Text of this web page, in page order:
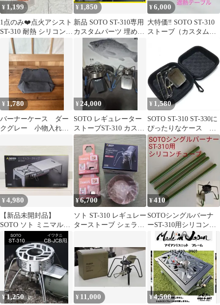
¥ 1,199
1点のみ❤️点火アシスト
ST-310 耐熱 シリコン
チューブ アウトドア
¥ 1,850
新品 SOTO ST-310専用
カスタムパーツ 埋めこ
み式 大人気断熱ボード
¥6,000
大特価‼️ SOTO ST-310
ストーブ（カスタム
¥ 1,780
バーナーケース ダー
クグレー 小物入れ
¥ 24,000
SOTO レギュレーター
ストーブST-310 カスタ
ム15個セット 新品未
使用
¥ 1,580
SOTO ST-310 ST-330に
ぴったりなケース 携
帯保護クッション収納
¥4,980
【新品未開封品】
SOTO ソト ミニマルワ
ークトップ シルバー
ST-3107
¥6,700
ソト ST-310 レギュレー
ターストーブ シェラカ
¥410
SOTOシングルバーナ
ーST-310用シリコンチ
ューブ4個すべり止め/
熱伝導軽減
¥1,250 ¥ 11,000 ¥ 4,500